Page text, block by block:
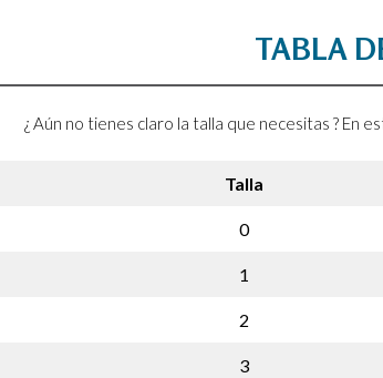
TABLA
¿ Aún no tienes claro la talla que necesitas ? En
Talla
0
1
2
3